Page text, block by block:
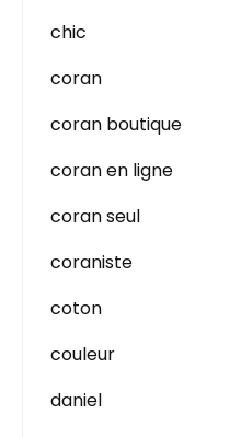
chic
coran
coran boutique
coran en ligne
coran seul
coraniste
coton
couleur
daniel